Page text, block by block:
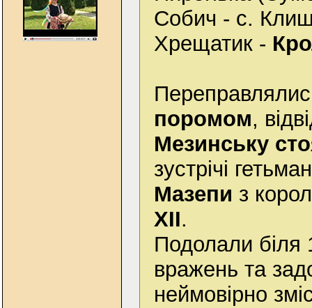
Собич - с.
Хрещатик -
поромом,
Мезинську
зустрiчi
Мазепи з
XII.
Подолали біля
вражень та
неймовірно